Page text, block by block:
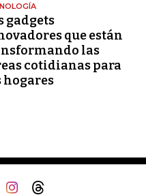
gadgets
que están
las
cotidianas para
hogares